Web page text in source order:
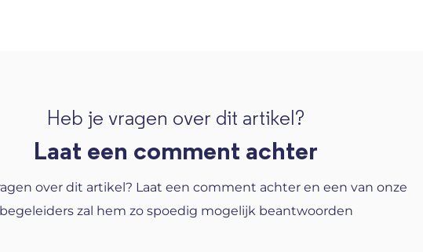
Heb je vragen over dit artikel?
Laat een comment achter
over dit artikel? Laat een comment achter en een van onze
begeleiders zal hem zo spoedig mogelijk beantwoorden